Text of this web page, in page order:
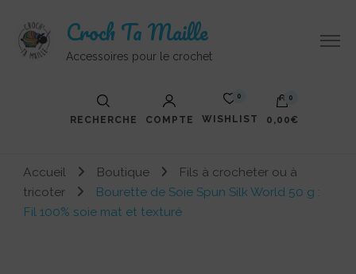
Croch Ta Maille
Accessoires pour le crochet
RECHERCHE COMPTE
0
WISHLIST
0
0,00€
Votre panier est vide.
Accueil Boutique
Fils à crocheter ou à
tricoter
Bourette de Soie Spun Silk World 50 g :
Fil 100% soie mat et texturé